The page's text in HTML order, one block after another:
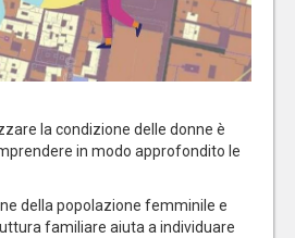
la condizione delle donne è
in modo approfondito le
della popolazione femminile e
familiare aiuta a individuare